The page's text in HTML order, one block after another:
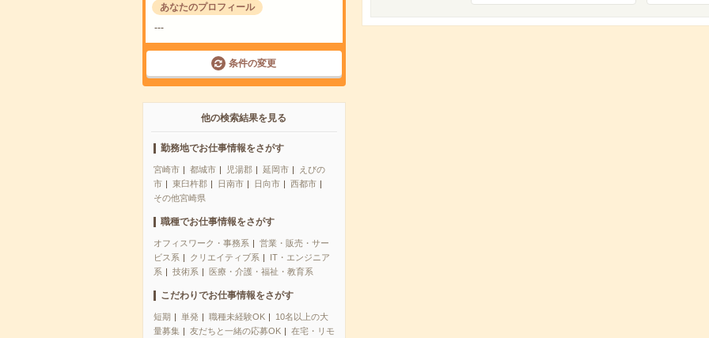
あなたのプロフィール
---
条件の変更
他の検索結果を見る
勤務地でお仕事情報をさがす
宮崎市 都城市 児湯郡 延岡市
えびの
市
東臼杵郡 日南市 日向市
西都市
その他宮崎県
職種でお仕事情報をさがす
オフィスワーク・事務系
営業・販売・サー
ビス系
クリエイティブ系
IT・エンジニア
系
技術系 医療・介護・福祉・教育系
こだわりでお仕事情報をさがす
短期 単発 職種未経験OK
10名以上の大
量募集
友だちと一緒の応募OK
在宅・リモ